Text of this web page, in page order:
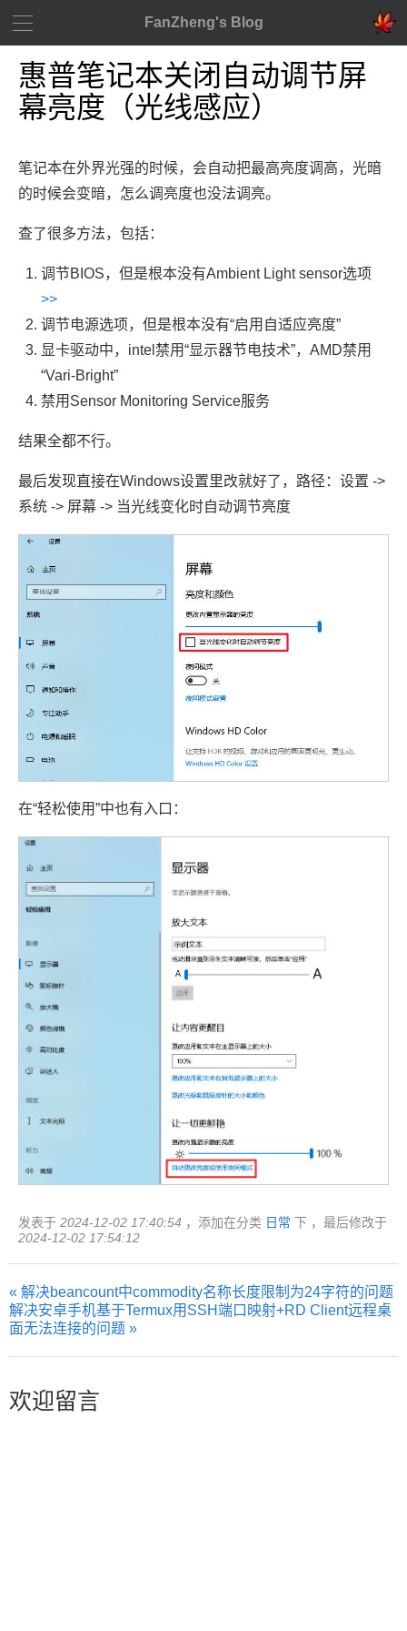
FanZheng's Blog
惠普笔记本关闭自动调节屏
幕亮度（光线感应）
笔记本在外界光强的时候，会自动把最高亮度调高，光暗
的时候会变暗，怎么调亮度也没法调亮。
查了很多方法，包括：
调节BIOS，但是根本没有Ambient Light sensor选项
>>
调节电源选项，但是根本没有“启用自适应亮度”
显卡驱动中，intel禁用“显示器节电技术”，AMD禁用
“Vari-Bright”
禁用Sensor Monitoring Service服务
结果全都不行。
最后发现直接在Windows设置里改就好了，路径：设置 ->
系统 -> 屏幕 -> 当光线变化时自动调节亮度
在“轻松使用”中也有入口：
发表于 2024-12-02 17:40:54 ，添加在分类 日常 下 ，最后修改于
2024-12-02 17:54:12
« 解决beancount中commodity名称长度限制为24字符的问题
解决安卓手机基于Termux用SSH端口映射+RD Client远程桌
面无法连接的问题 »
欢迎留言